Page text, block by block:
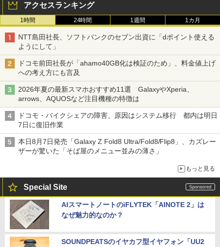
アクセスランキング
1時間 24時間 1週間 1カ月
NTT島田社長、ソフトバンクのセブン出資に「dポイント使える
ようにして」
ドコモ前田社長が「ahamo40GB化は検証のため」、料金値上げ
への考え方にも言及
2026年夏の最新スマホおすすめ11選 GalaxyやXperia、
arrows、AQUOSなど注目機種の特徴は
ドコモ・バイクシェアの障害、原因はシステム移行 都内は明日
7日に復旧作業
本日8月7日発売「Galaxy Z Fold8 Ultra/Fold8/Flip8」、カズレー
ザーが驚いた「そば屋のメニュー並みの薄さ」
もっと見る
Special Site
AIスマートノートのiFLYTEK「AINOTE 2」は
なぜ魅力的なのか？
SOUNDPEATSのイヤカフ型イヤフォン「UU2